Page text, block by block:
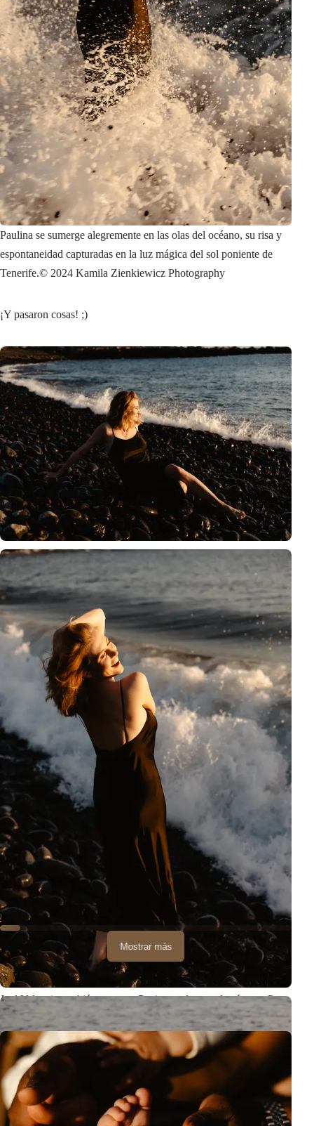
Paulina se sumerge alegremente en las olas del océano, su risa y
espontaneidad capturadas en la luz mágica del sol poniente de
Tenerife.© 2024 Kamila Zienkiewicz Photography
¡Y pasaron cosas! ;)
Mostrar más
Joel Valencia también tuvo sus 5 minutos frente a la cámara :P